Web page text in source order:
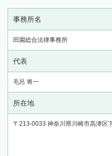
事務所名
田園総合法律事務所
代表
毛呂 将一
所在地
〒213-0033 神奈川県川崎市高津区